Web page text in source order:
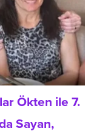
Ökten ile 7.
Sayan,